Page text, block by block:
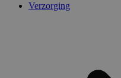
Verzorging